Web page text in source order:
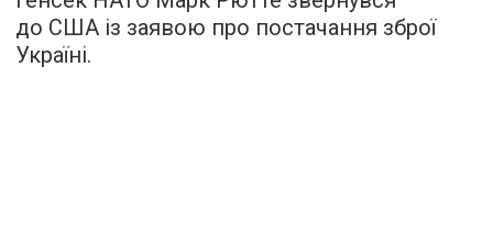
до США із заявою про постачання зброї
Україні.